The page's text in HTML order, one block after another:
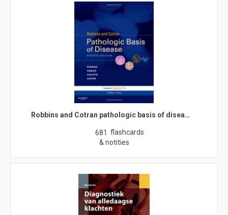
Robbins and Cotran pathologic basis of disea…
681 flashcards
& notities